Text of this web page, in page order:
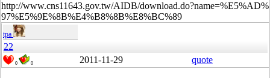
http://www.cns11643.gov.tw/AIDB/download.do?name=%E5%AD%
97%E5%9E%8B%E4%B8%8B%E8%BC%89
tpa
22
0 0 2011-11-29 quote